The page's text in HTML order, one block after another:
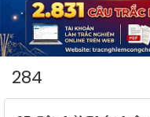
284